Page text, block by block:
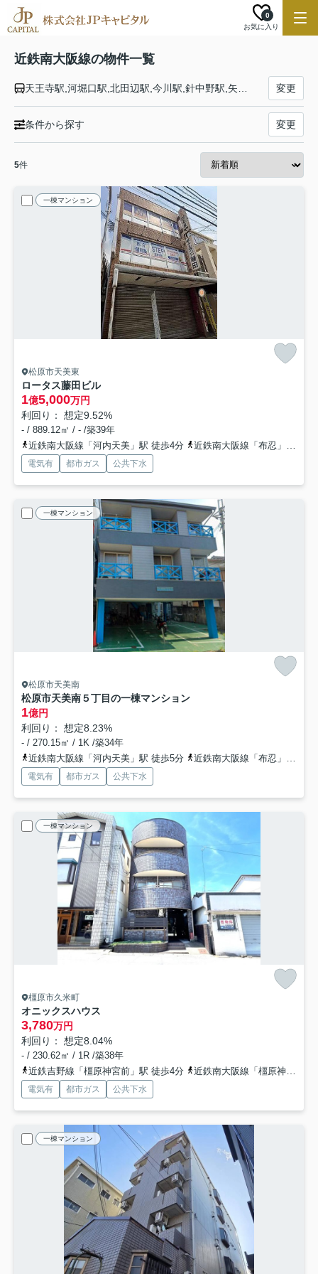
お気に入り
0
近鉄南大阪線の物件一覧
変更
条件から探す 変更
5件
一棟マンション
松原市天美東
ロータス藤田ビル
1億5,000万円
利回り： 想定9.52%
- / 889.12㎡ / - /築39年
近鉄南大阪線「河内天美」駅 徒歩4分
近鉄南大阪線「布忍」駅 徒歩17分
電気有 都市ガス 公共下水
一棟マンション
松原市天美南
松原市天美南５丁目の一棟マンション
1億円
利回り： 想定8.23%
- / 270.15㎡ / 1K /築34年
近鉄南大阪線「河内天美」駅 徒歩5分
近鉄南大阪線「布忍」駅 徒歩15分
電気有 都市ガス 公共下水
一棟マンション
橿原市久米町
オニックスハウス
3,780万円
利回り： 想定8.04%
- / 230.62㎡ / 1R /築38年
近鉄吉野線「橿原神宮前」駅 徒歩4分
近鉄南大阪線「橿原神宮前」駅 徒歩4分
電気有 都市ガス 公共下水
一棟マンション